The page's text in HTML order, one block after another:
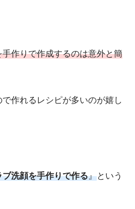
作りで作成するのは意外と簡
作れるレシピが多いのが嬉し
ブ洗顔を手作りで作る』という